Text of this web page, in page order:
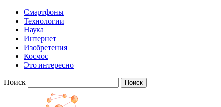
Смартфоны
Технологии
Наука
Интернет
Изобретения
Космос
Это интересно
Поиск